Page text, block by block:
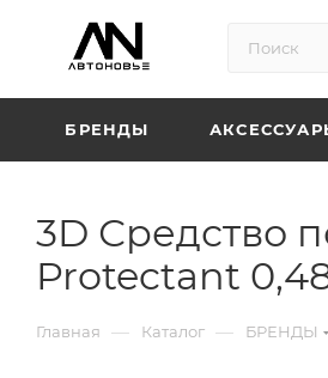
БРЕНДЫ
3D Средство
Protectant
Главная — Каталог — БРЕНДЫ